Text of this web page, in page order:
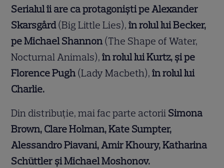
Serialul îi are ca protagoniști pe Alexander
Skarsgård(Big Little Lies),în rolul lui Becker,
pe Michael Shannon (The Shape of Water,
Nocturnal Animals),în rolul lui Kurtz, și pe
Florence Pugh (Lady Macbeth),în rolul lui
Charlie.
Din distribuție, mai fac parte actorii Simona
Brown, Clare Holman, Kate Sumpter,
Alessandro Piavani, Amir Khoury, Katharina
Schüttler și Michael Moshonov.